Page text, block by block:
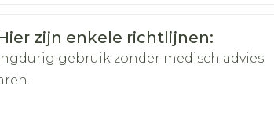
zijn enkele richtlijnen:
gebruik zonder medisch advies.